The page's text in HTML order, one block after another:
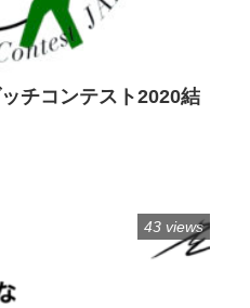
チコンテスト2020結
43 views